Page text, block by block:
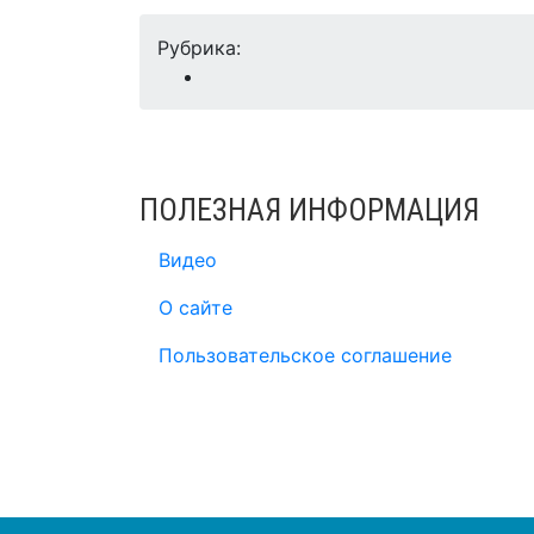
Рубрика:
ПОЛЕЗНАЯ ИНФОРМАЦИЯ
Видео
О сайте
Пользовательское соглашение